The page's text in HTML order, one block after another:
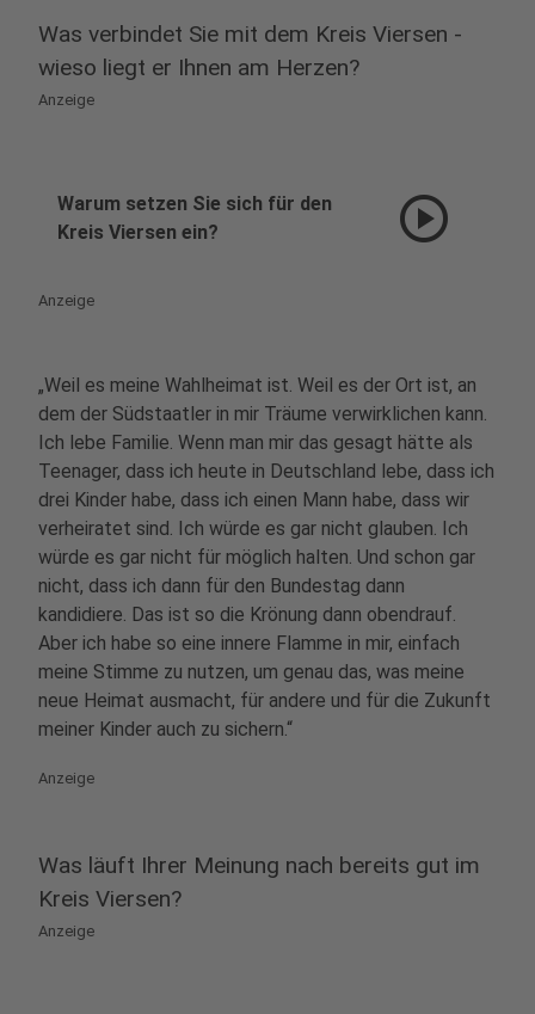
Was verbindet Sie mit dem Kreis Viersen -
wieso liegt er Ihnen am Herzen?
Anzeige
Warum setzen Sie sich für den
Kreis Viersen ein?
play_circle
Anzeige
„Weil es meine Wahlheimat ist. Weil es der Ort ist, an
dem der Südstaatler in mir Träume verwirklichen kann.
Ich lebe Familie. Wenn man mir das gesagt hätte als
Teenager, dass ich heute in Deutschland lebe, dass ich
drei Kinder habe, dass ich einen Mann habe, dass wir
verheiratet sind. Ich würde es gar nicht glauben. Ich
würde es gar nicht für möglich halten. Und schon gar
nicht, dass ich dann für den Bundestag dann
kandidiere. Das ist so die Krönung dann obendrauf.
Aber ich habe so eine innere Flamme in mir, einfach
meine Stimme zu nutzen, um genau das, was meine
neue Heimat ausmacht, für andere und für die Zukunft
meiner Kinder auch zu sichern.“
Anzeige
Was läuft Ihrer Meinung nach bereits gut im
Kreis Viersen?
Anzeige